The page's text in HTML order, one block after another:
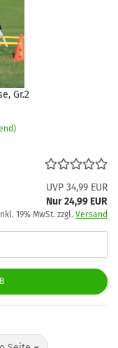
Gr.2
UVP 34,99 EUR
Nur 24,99 EUR
19% MwSt. zzgl. Versand